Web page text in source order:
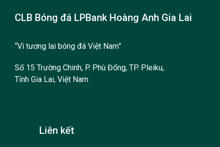
CLB Bóng đá LPBank Hoàng Anh Gia Lai
“Vì tương lai bóng đá Việt Nam”
Số 15 Trường Chinh, P. Phù Đổng, TP. Pleiku,
Tỉnh Gia Lai, Việt Nam
Liên kết